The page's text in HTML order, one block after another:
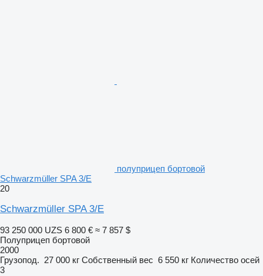
полуприцеп бортовой
Schwarzmüller SPA 3/E
20
Schwarzmüller SPA 3/E
93 250 000 UZS 6 800 € ≈ 7 857 $
Полуприцеп бортовой
2000
Грузопод. 27 000 кг Собственный вес 6 550 кг Количество осей
3